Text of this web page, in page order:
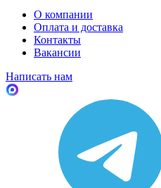
О компании
Оплата и доставка
Контакты
Вакансии
Написать нам